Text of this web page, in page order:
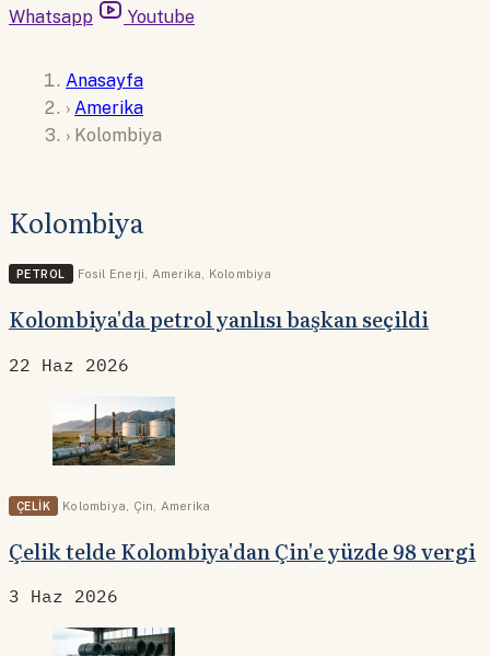
Whatsapp
Youtube
Anasayfa
› Amerika
› Kolombiya
Kolombiya
PETROL Fosil Enerji, Amerika, Kolombiya
Kolombiya'da petrol yanlısı başkan seçildi
22 Haz 2026
ÇELIK Kolombiya Çin Amerika
Çelik telde Kolombiya'dan Çin'e yüzde 98 vergi
3 Haz 2026